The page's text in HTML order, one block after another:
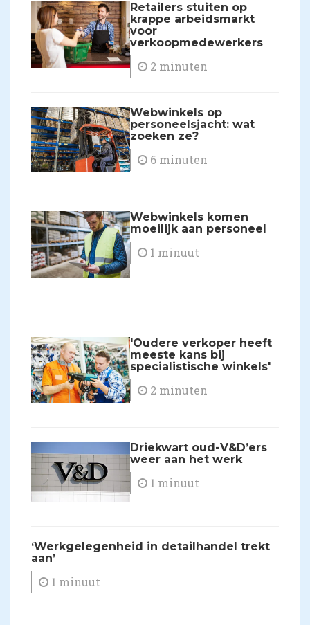
Retailers stuiten op
krappe arbeidsmarkt
voor
verkoopmedewerkers
2 minuten
Webwinkels op
personeelsjacht: wat
zoeken ze?
6 minuten
Webwinkels komen
moeilijk aan personeel
1 minuut
'Oudere verkoper heeft
meeste kans bij
specialistische winkels'
2 minuten
Driekwart oud-V&D’ers
weer aan het werk
1 minuut
​‘Werkgelegenheid in detailhandel trekt
aan’
1 minuut